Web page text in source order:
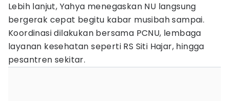
Lebih lanjut, Yahya menegaskan NU langsung
bergerak cepat begitu kabar musibah sampai.
Koordinasi dilakukan bersama PCNU, lembaga
layanan kesehatan seperti RS Siti Hajar, hingga
pesantren sekitar.